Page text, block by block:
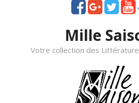
Mille
Votre collection des